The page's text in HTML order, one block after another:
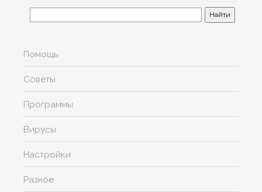
Помощь
Советы
Программы
Вирусы
Настройки
Разное